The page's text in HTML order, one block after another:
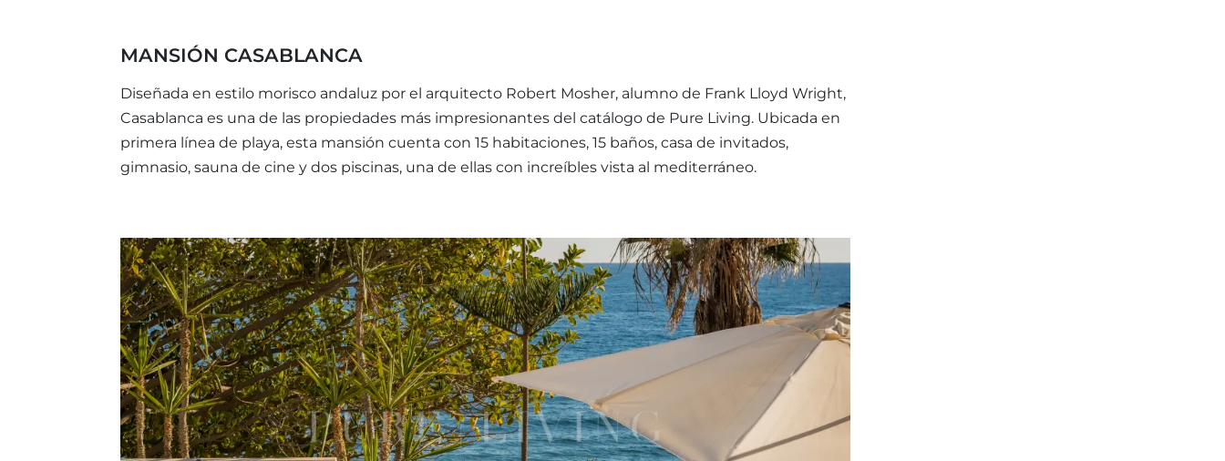
MANSIÓN CASABLANCA
Diseñada en estilo morisco andaluz por el arquitecto Robert Mosher, alumno de Frank Lloyd Wright,
Casablanca es una de las propiedades más impresionantes del catálogo de Pure Living. Ubicada en
primera línea de playa, esta mansión cuenta con 15 habitaciones, 15 baños, casa de invitados,
gimnasio, sauna de cine y dos piscinas, una de ellas con increíbles vista al mediterráneo.